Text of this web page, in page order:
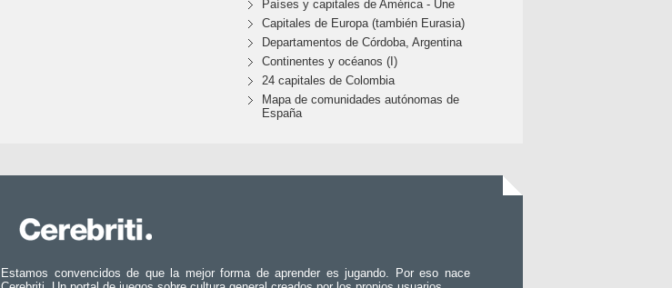
Países y capitales de América - Une
Capitales de Europa (también Eurasia)
Departamentos de Córdoba, Argentina
Continentes y océanos (I)
24 capitales de Colombia
Mapa de comunidades autónomas de
España
Estamos convencidos de que la mejor forma de aprender es jugando. Por eso nace